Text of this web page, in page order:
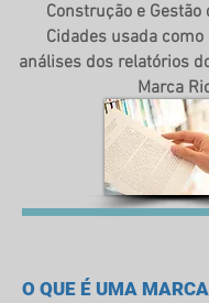
O QUE É UMA
Construção e Gestão
Cidades usada
análises dos relatórios
Marca